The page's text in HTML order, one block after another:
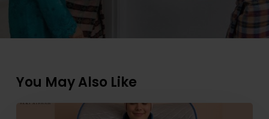
You May Also Like